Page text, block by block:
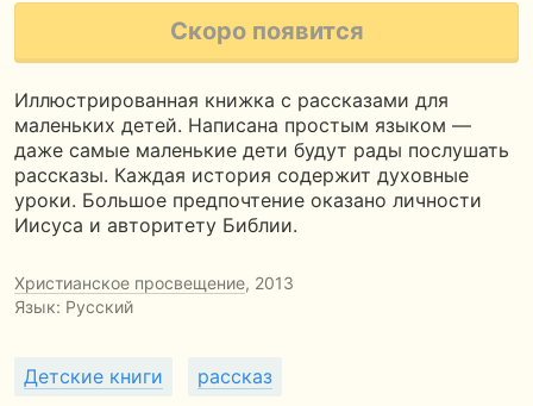
Скоро появится
Иллюстрированная книжка с рассказами для
маленьких детей. Написана простым языком —
даже самые маленькие дети будут рады послушать
рассказы. Каждая история содержит духовные
уроки. Большое предпочтение оказано личности
Иисуса и авторитету Библии.
Христианское просвещение, 2013
Язык: Русский
Детские книги рассказ